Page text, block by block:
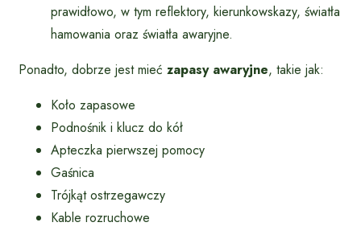
prawidłowo, w tym reflektory, kierunkowskazy, światła
hamowania oraz światła awaryjne.
Ponadto, dobrze jest mieć zapasy awaryjne, takie jak:
Koło zapasowe
Podnośnik i klucz do kół
Apteczka pierwszej pomocy
Gaśnica
Trójkąt ostrzegawczy
Kable rozruchowe